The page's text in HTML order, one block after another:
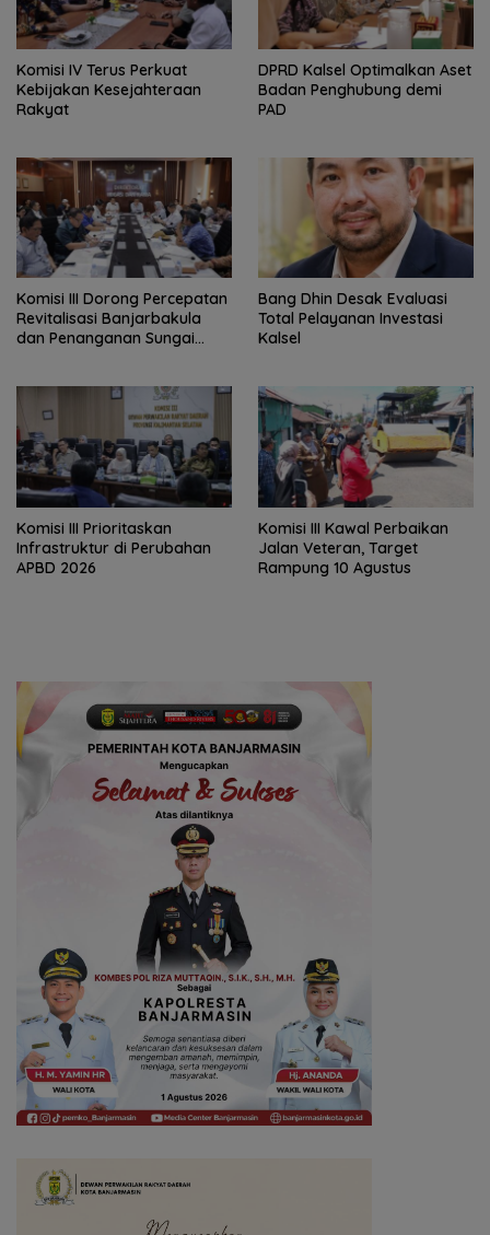
Komisi IV Terus Perkuat
Kebijakan Kesejahteraan
Rakyat
‎DPRD Kalsel Optimalkan Aset
Badan Penghubung demi
PAD
‎Komisi III Dorong Percepatan
Revitalisasi Banjarbakula
dan Penanganan Sungai
‎Bang Dhin Desak Evaluasi
Total Pelayanan Investasi
Kalsel
‎Komisi III Prioritaskan
Infrastruktur di Perubahan
APBD 2026
Komisi III Kawal Perbaikan
Jalan Veteran, Target
Rampung 10 Agustus